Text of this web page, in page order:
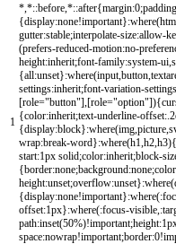
1
*,*::before,*::after{margin:0;padding
{display:none!important}:where(
gutter:stable;interpolate-size:allow-
(prefers-reduced-motion:no-
height:inherit;font-family:system-ui,
{all:unset}:where(input,button,
settings:inherit;font-variation-settings
[role="button"],[role="option"]){
{color:inherit;text-underline-offset:.
{display:block}:where(img,picture,
wrap:break-word}:where(h1,h2,h3){
start:1px solid;color:inherit;block-
{border:none;background:none;color
height:unset;overflow:unset}:where(
{display:none!important}:where(:
offset:1px}:where(:focus-visible,:
path:inset(50%)!important;height:
space:nowrap!important;border:0!